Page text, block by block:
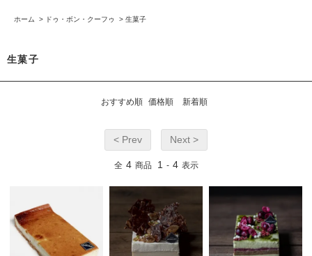
ホーム > ドゥ・ボン・クーフゥ > 生菓子
生菓子
おすすめ順 価格順 新着順
< Prev Next >
全 4 商品 1 - 4 表示